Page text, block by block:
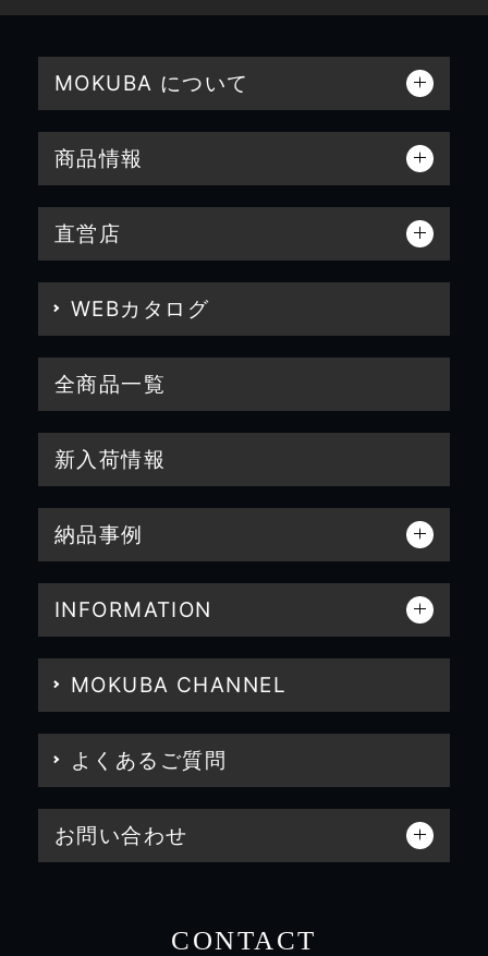
MOKUBA について
商品情報
直営店
WEBカタログ
全商品一覧
新入荷情報
納品事例
INFORMATION
MOKUBA CHANNEL
よくあるご質問
お問い合わせ
CONTACT